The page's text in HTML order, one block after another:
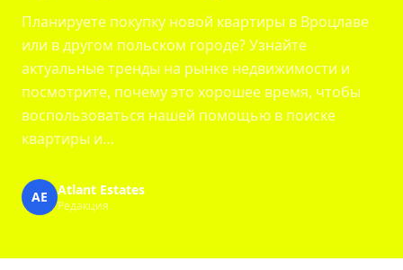
Планируете покупку новой квартиры в Вроцлаве
или в другом польском городе? Узнайте
актуальные тренды на рынке недвижимости и
посмотрите, почему это хорошее время, чтобы
воспользоваться нашей помощью в поиске
квартиры и…
AE Atlant Estates
Редакция